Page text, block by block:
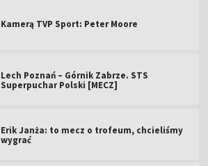
Kamerą TVP Sport: Peter Moore
Lech Poznań – Górnik Zabrze. STS
Superpuchar Polski [MECZ]
Erik Janża: to mecz o trofeum, chcieliśmy
wygrać